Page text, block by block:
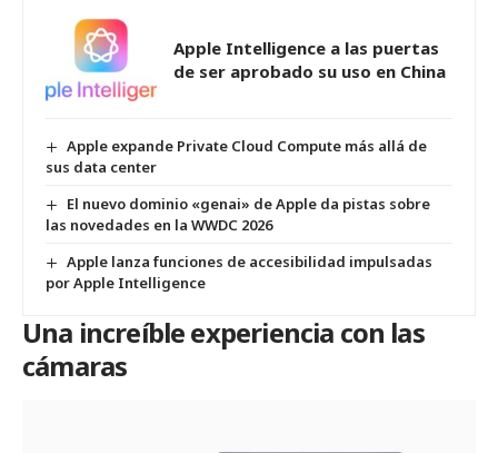
Apple Intelligence a las puertas
de ser aprobado su uso en China
Apple expande Private Cloud Compute más allá de
sus data center
El nuevo dominio «genai» de Apple da pistas sobre
las novedades en la WWDC 2026
Apple lanza funciones de accesibilidad impulsadas
por Apple Intelligence
Una increíble experiencia con las
cámaras